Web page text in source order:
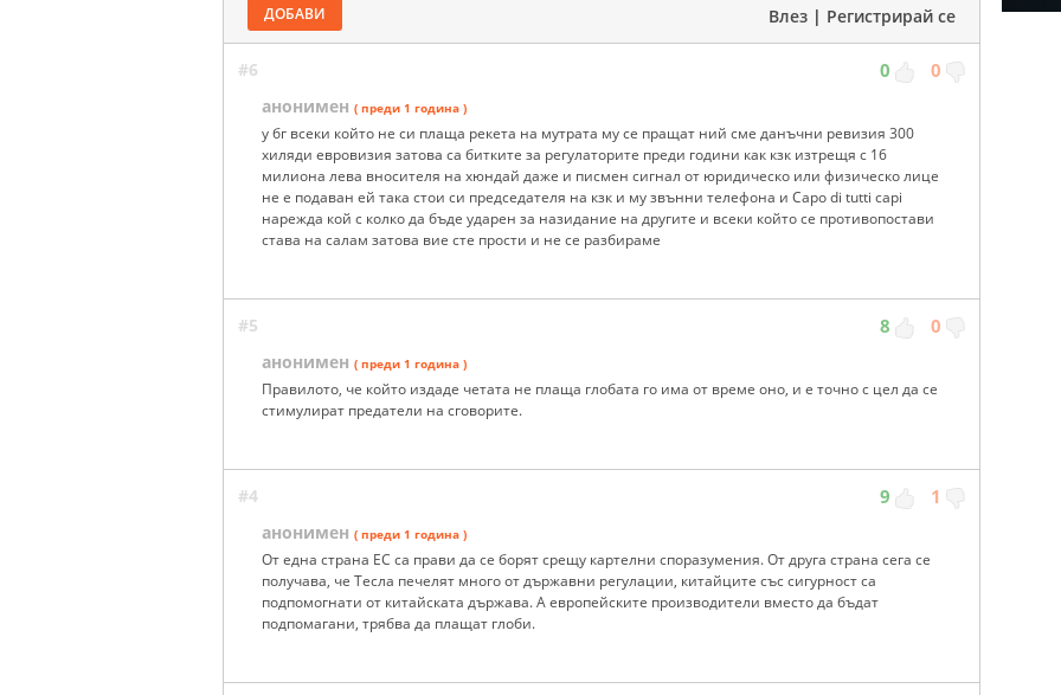
ДОБАВИ Влез | Регистрирай се
#6 0 0
анонимен ( преди 1 година )
у бг всеки който не си плаща рекета на мутрата му се пращат ний сме данъчни ревизия 300
хиляди евровизия затова са битките за регулаторите преди години как кзк изтрещя с 16
милиона лева вносителя на хюндай даже и писмен сигнал от юридическо или физическо лице
не е подаван ей така стои си председателя на кзк и му звънни телефона и Capo di tutti capi
нарежда кой с колко да бъде ударен за назидание на другите и всеки който се противопостави
става на салам затова вие сте прости и не се разбираме
#5 8 0
анонимен ( преди 1 година )
Правилото, че който издаде четата не плаща глобата го има от време оно, и е точно с цел да се
стимулират предатели на сговорите.
#4 9 1
анонимен ( преди 1 година )
От една страна ЕС са прави да се борят срещу картелни споразумения. От друга страна сега се
получава, че Тесла печелят много от държавни регулации, китайците със сигурност са
подпомогнати от китайската държава. А европейските производители вместо да бъдат
подпомагани, трябва да плащат глоби.